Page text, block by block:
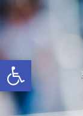
Abrir barra de